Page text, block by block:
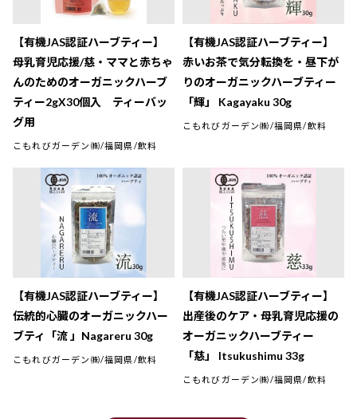
【有機JAS認証ハーブティー】
母乳育児応援/慈・ママと赤ちゃ
んのためのオーガニックハーブ
ティー2gX30個入 ティーバッ
グ用
こもれびガーデン㈱/福岡県/飲料
【有機JAS認証ハーブティー】
赤いお茶で気分転換を・昼下が
りのオーガニックハーブティー
「輝」 Kagayaku 30g
こもれびガーデン㈱/福岡県/飲料
【有機JAS認証ハーブティー】
伝統的心臓のオーガニックハー
ブティ「流 」Nagareru 30g
こもれびガーデン㈱/福岡県/飲料
【有機JAS認証ハーブティー】
出産後のケア・母乳育児応援の
オーガニックハーブティー
「慈」 Itsukushimu 33g
こもれびガーデン㈱/福岡県/飲料